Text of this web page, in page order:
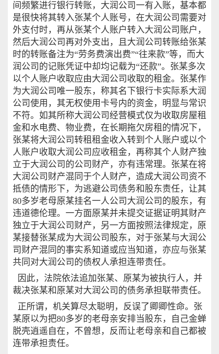
间频繁进行银行转账，大润公司一有入账，基本都
是很快将其转入张某个人账号，在大润公司需要对
外支付时，再从张某个人账户转入大润公司账户，
然后大润公司再对外支出，且大润公司转账给张某
时的转账备注为“劳务费演出费”“往来款”等，而大
润公司的记账凭证中却均记载为“还款”。张某多次
以个人账户收取应由大润公司收取的租金。张某作
为大润公司唯一股东，称其名下银行卡实际系大润
公司使用，其无权使用卡号内的资金，明显与常识
不符。如其所称大润公司经营模式仅为收取房屋租
金和水电费、物业费，在长期拖欠房租的情况下，
张某将大润公司转租租金收入转到个人账户或以个
人账户收取大润公司应收租金，再称其个人财产独
立于大润公司的公司财产，亦有违常理。张某在将
大润公司财产混同于个人财产，造成大润公司资不
抵债的情形下，为逃避公司债务和股东责任，让其
80多岁老母原某挂名一人公司大润公司的股东，有
违道德伦理。一方面原某并未提交证据证明其财产
独立于大润公司财产，另一方面按照法律规定，原
某接替张某成为大润公司股东，对于张某与大润公
司财产混同的事实系知道或应当知道，亦应与张某
共同对大润公司的债权人承担连带责任。
因此，法院依法追加张某、原某为被执行人，并
裁决张某和原某对大润公司的债务承担联带责任。
正所谓，机关算尽太聪明，反误了卿卿性命。张
某原以为把80多岁的老母亲安排当股东，自己金蝉
脱壳逍遥自在，不曾想，反而让老母亲和自己都被
连带承担责任。